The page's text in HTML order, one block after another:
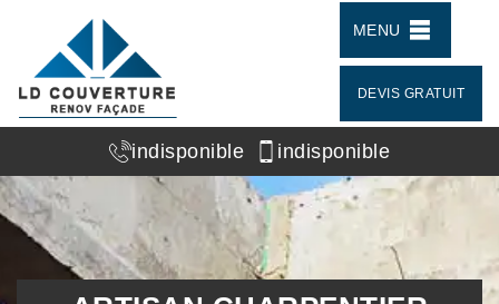
MENU
DEVIS GRATUIT
indisponible indisponible